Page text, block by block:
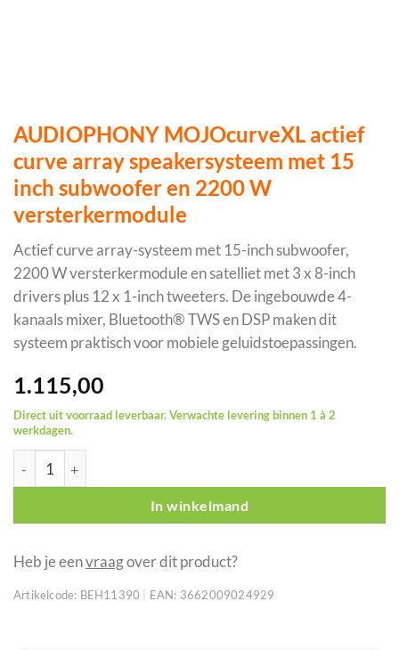
AUDIOPHONY MOJOcurveXL actief
curve array speakersysteem met 15
inch subwoofer en 2200 W
versterkermodule
Actief curve array-systeem met 15-inch subwoofer,
2200 W versterkermodule en satelliet met 3 x 8-inch
drivers plus 12 x 1-inch tweeters. De ingebouwde 4-
kanaals mixer, Bluetooth® TWS en DSP maken dit
systeem praktisch voor mobiele geluidstoepassingen.
1.115,00
Direct uit voorraad leverbaar. Verwachte levering binnen 1 à 2
werkdagen.
AUDIOPHONY MOJOcurveXL actief curve array
In winkelmand
Heb je eenvraagover dit product?
Artikelcode: BEH11390 EAN: 3662009024929